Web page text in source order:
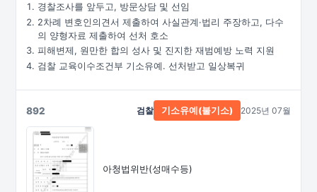
경찰조사를 앞두고, 방문상담 및 선임
2차례 변호인의견서 제출하여 사실관계·법리 주장하고, 다수
의 양형자료 제출하여 선처 호소
피해변제, 원만한 합의 성사 및 진지한 재범예방 노력 지원
검찰 교육이수조건부 기소유예. 선처받고 일상복귀
892
아청법위반(성매수등)
검찰 기소유예(불기소) 2025년 07월